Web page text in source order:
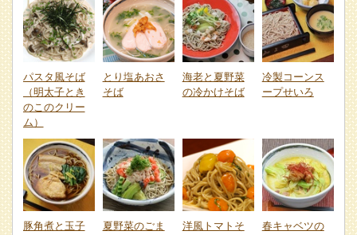
パスタ風そば
（明太子とき
のこのクリー
ム）
とり塩あおさ
そば
海老と夏野菜
の冷かけそば
冷製コーンス
ープせいろ
豚角煮と玉子
夏野菜のごま
洋風トマトそ
春キャベツの